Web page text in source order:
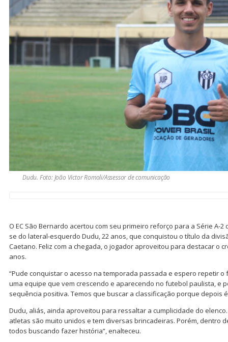
Dudu. Foto: João Victor Romoli/Assessor de comunicação
O EC São Bernardo acertou com seu primeiro reforço para a Série A-
se do lateral-esquerdo Dudu, 22 anos, que conquistou o título da
Caetano. Feliz com a chegada, o jogador aproveitou para destacar o
anos.
“Pude conquistar o acesso na temporada passada e espero repetir o
uma equipe que vem crescendo e aparecendo no futebol paulista, e
sequência positiva. Temos que buscar a classificação porque depois
Dudu, aliás, ainda aproveitou para ressaltar a cumplicidade do
atletas são muito unidos e tem diversas brincadeiras. Porém, dentro
todos buscando fazer história”, enalteceu.